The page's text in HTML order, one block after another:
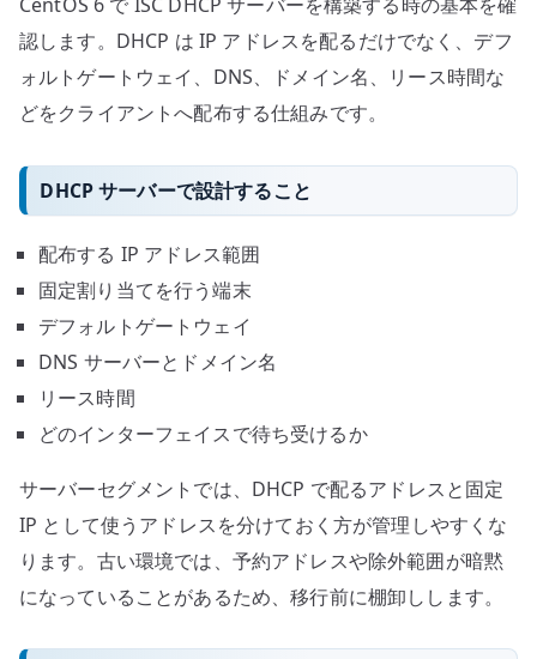
認します。DHCP は IP アドレスを配るだけでなく、デフ
ォルトゲートウェイ、DNS、ドメイン名、リース時間な
どをクライアントへ配布する仕組みです。
DHCP サーバーで設計すること
配布する IP アドレス範囲
固定割り当てを行う端末
デフォルトゲートウェイ
DNS サーバーとドメイン名
リース時間
どのインターフェイスで待ち受けるか
サーバーセグメントでは、DHCP で配るアドレスと固定
IP として使うアドレスを分けておく方が管理しやすくな
ります。古い環境では、予約アドレスや除外範囲が暗黙
になっていることがあるため、移行前に棚卸しします。